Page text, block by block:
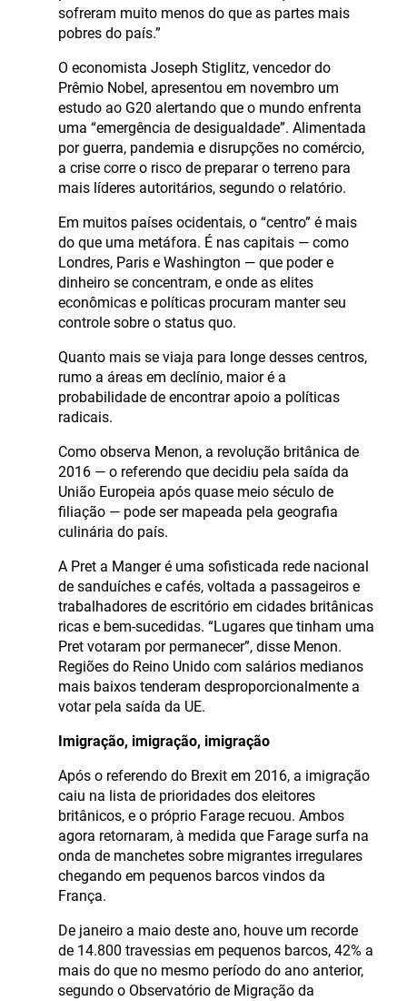
sofreram muito menos do que as partes mais
pobres do país.”
O economista Joseph Stiglitz, vencedor do
Prêmio Nobel, apresentou em novembro um
estudo ao G20 alertando que o mundo enfrenta
uma “emergência de desigualdade”. Alimentada
por guerra, pandemia e disrupções no comércio,
a crise corre o risco de preparar o terreno para
mais líderes autoritários, segundo o relatório.
Em muitos países ocidentais, o “centro” é mais
do que uma metáfora. É nas capitais — como
Londres, Paris e Washington — que poder e
dinheiro se concentram, e onde as elites
econômicas e políticas procuram manter seu
controle sobre o status quo.
Quanto mais se viaja para longe desses centros,
rumo a áreas em declínio, maior é a
probabilidade de encontrar apoio a políticas
radicais.
Como observa Menon, a revolução britânica de
2016 — o referendo que decidiu pela saída da
União Europeia após quase meio século de
filiação — pode ser mapeada pela geografia
culinária do país.
A Pret a Manger é uma sofisticada rede nacional
de sanduíches e cafés, voltada a passageiros e
trabalhadores de escritório em cidades britânicas
ricas e bem-sucedidas. “Lugares que tinham uma
Pret votaram por permanecer”, disse Menon.
Regiões do Reino Unido com salários medianos
mais baixos tenderam desproporcionalmente a
votar pela saída da UE.
Imigração, imigração, imigração
Após o referendo do Brexit em 2016, a imigração
caiu na lista de prioridades dos eleitores
britânicos, e o próprio Farage recuou. Ambos
agora retornaram, à medida que Farage surfa na
onda de manchetes sobre migrantes irregulares
chegando em pequenos barcos vindos da
França.
De janeiro a maio deste ano, houve um recorde
de 14.800 travessias em pequenos barcos, 42% a
mais do que no mesmo período do ano anterior,
segundo o Observatório de Migração da